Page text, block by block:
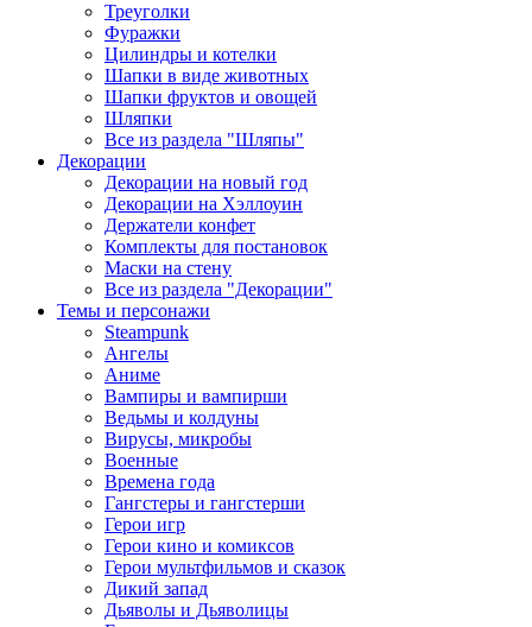
Треуголки
Фуражки
Цилиндры и котелки
Шапки в виде животных
Шапки фруктов и овощей
Шляпки
Все из раздела "Шляпы"
Декорации
Декорации на новый год
Декорации на Хэллоуин
Держатели конфет
Комплекты для постановок
Маски на стену
Все из раздела "Декорации"
Темы и персонажи
Steampunk
Ангелы
Аниме
Вампиры и вампирши
Ведьмы и колдуны
Вирусы, микробы
Военные
Времена года
Гангстеры и гангстерши
Герои игр
Герои кино и комиксов
Герои мультфильмов и сказок
Дикий запад
Дьяволы и Дьяволицы